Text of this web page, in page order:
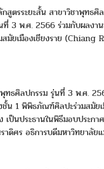
ตรระยะสั้น สาขาวิชาพุทธ
ที่ 3 พ.ศ. 2566 ร่วมกับผลง
ยเมืองเชียงราย
ธศิลปกรรม รุ่นที่ 3 พ.ศ.
1 พิพิธภัณฑ์ศิลปะร่วมสมัยเ
เป็นประธานในพิธีมอบประ
ดิศร อธิการบดีมหาวิทยาลัย